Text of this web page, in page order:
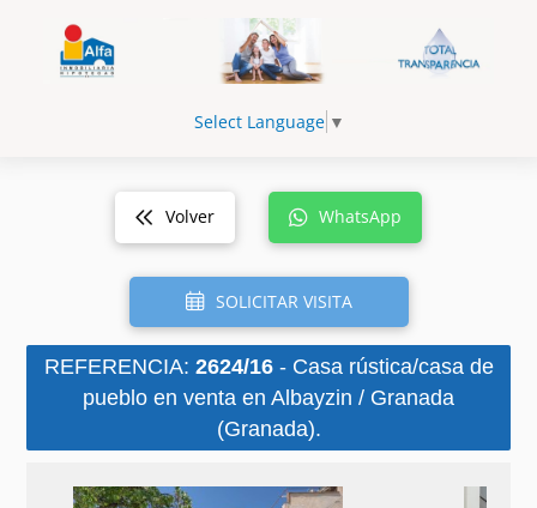
Select Language ▼
Volver WhatsApp
SOLICITAR VISITA
REFERENCIA: 2624/16- Casa rústica/casa de
pueblo en venta en Albayzin / Granada
(Granada).